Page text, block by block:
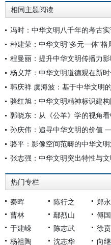
相同主题阅读
冯时：中华文明八千年的考古
种建荣：中华文明“多元一体”
程曼丽：提升中华文明传播力影
杨义芹：中华文明道德观在新
韩庆祥 虞海波：基于中华文明
骆红旭：中华文明精神标识建
郭晓东：从《公羊》学的视角
孙庆伟：追寻中华文明的价值
张志强：中华文明突出特性与
热门专栏
秦晖 陈行之 郑
曹林
鄢烈山 傅
于建嵘
陈志武 徐贲
杨祖陶
沈志华 向